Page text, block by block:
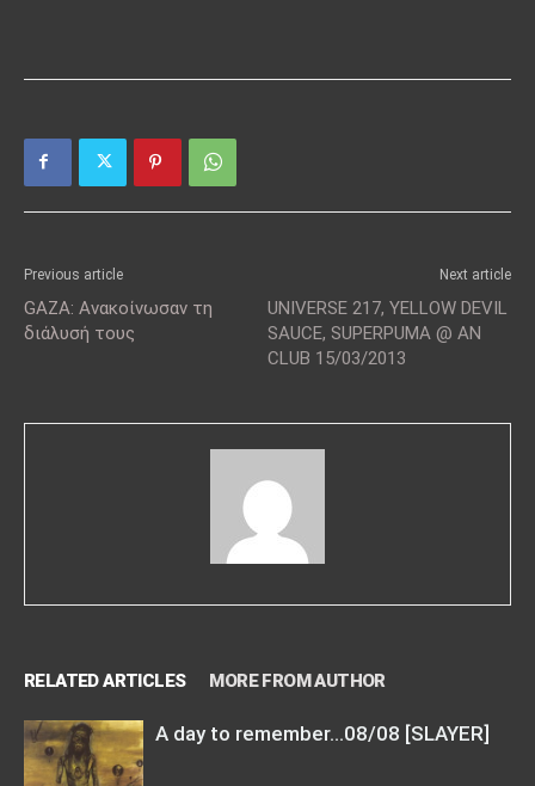
Previous article
GAZA: Ανακοίνωσαν τη
διάλυσή τους
Next article
UNIVERSE 217, YELLOW DEVIL
SAUCE, SUPERPUMA @ AN
CLUB 15/03/2013
RELATED ARTICLES MORE FROM AUTHOR
A day to remember…08/08 [SLAYER]